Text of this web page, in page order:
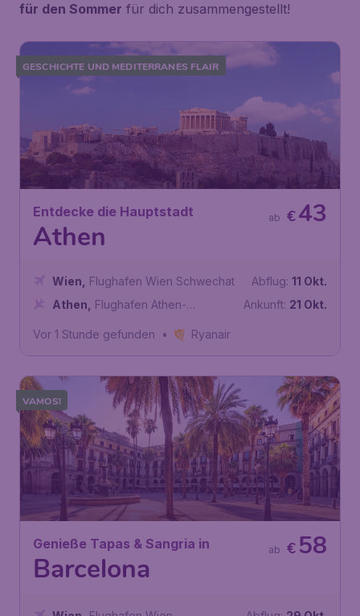
für den Sommer für dich zusammengestellt!
GESCHICHTE UND MEDITERRANES FLAIR
Entdecke die Hauptstadt
Athen
€43
ab
Wien
Flughafen Wien Schwechat
Athen
Flughafen Athen-
Abflug: 11 Okt.
Ankunft: 21 Okt.
Vor 1 Stunde gefunden • Ryanair
VAMOS!
Genieße Tapas & Sangria in
Barcelona
€ 58
ab